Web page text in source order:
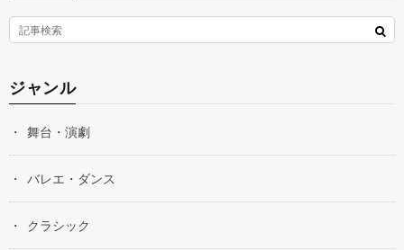
ジャンル
舞台・演劇
バレエ・ダンス
クラシック